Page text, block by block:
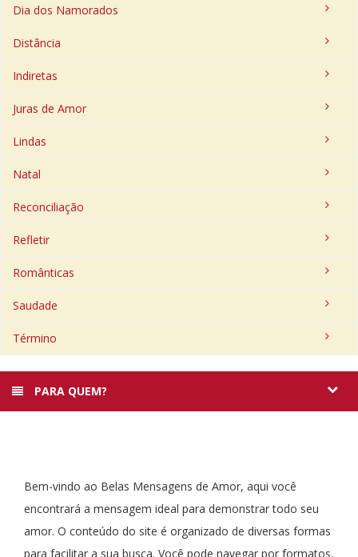
Dia dos Namorados
Distância
Indiretas
Juras de Amor
Lindas
Natal
Reconciliação
Refletir
Românticas
Saudade
Término
PARA QUEM?
Bem-vindo ao Belas Mensagens de Amor, aqui você
encontrará a mensagem ideal para demonstrar todo seu
amor. O conteúdo do site é organizado de diversas formas
para facilitar a sua busca. Você pode navegar por formatos,